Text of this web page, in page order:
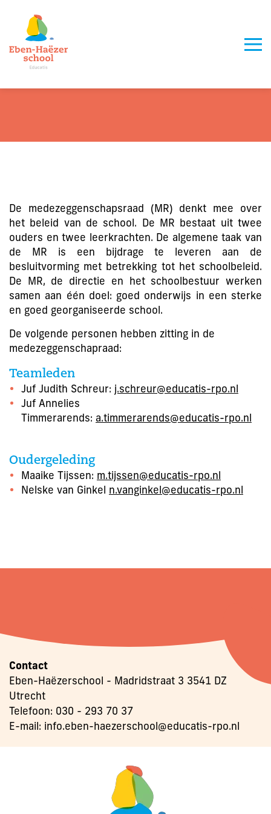
Medezeggenschapsraad
Voortgezet onderwijs
Vakantierooster
Schoolgids
Peuter opvang
Buitenschoolse opvang
Werken op de Eben-Haëzerschool
Opleiden en begeleiden
Contact
AANMELDEN OVER EDUCATIS
De medezeggenschapsraad (MR) denkt mee over
het beleid van de school. De MR bestaat uit twee
ouders en twee leerkrachten. De algemene taak van
de MR is een bijdrage te leveren aan de
besluitvorming met betrekking tot het schoolbeleid.
De MR, de directie en het schoolbestuur werken
samen aan één doel: goed onderwijs in een sterke
en goed georganiseerde school.
De volgende personen hebben zitting in de
medezeggenschapraad:
Teamleden
Juf Judith Schreur: j.schreur@educatis-rpo.nl
Juf Annelies
Timmerarends: a.timmerarends@educatis-rpo.nl
Oudergeleding
Maaike Tijssen: m.tijssen@educatis-rpo.nl
Nelske van Ginkel n.vanginkel@educatis-rpo.nl
Contact
Eben-Haëzerschool - Madridstraat 3 3541 DZ
Utrecht
Telefoon: 030 - 293 70 37
E-mail: info.eben-haezerschool@educatis-rpo.nl